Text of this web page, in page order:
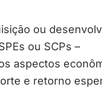
ou
ou SCPs –
aspectos
e retorno